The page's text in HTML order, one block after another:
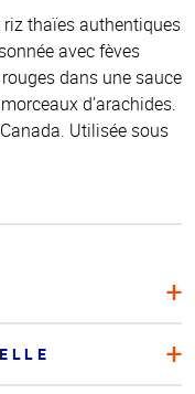
thaïes authentiques
avec fèves
dans une sauce
d’arachides.
Utilisée sous